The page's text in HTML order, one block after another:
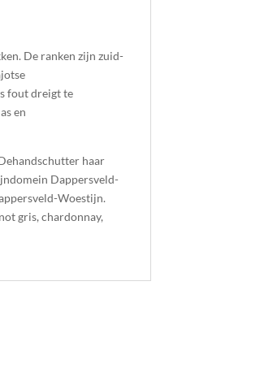
De ranken zijn zuid-
fout dreigt te
en
haar
Dappersveld-
Woestijn.
gris, chardonnay,